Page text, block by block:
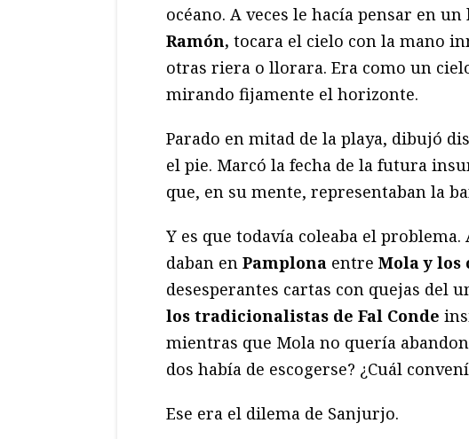
océano. A veces le hacía pensar en
Ramón, tocara el cielo con la mano
otras riera o llorara. Era como un
mirando fijamente el horizonte.
Parado en mitad de la playa, dibujó
el pie. Marcó la fecha de la futura
que, en su mente, representaban la
Y es que todavía coleaba el
daban en Pamplona entre Mola y los
desesperantes cartas con quejas del
los tradicionalistas de Fal Conde
mientras que Mola no quería
dos había de escogerse? ¿Cuál
Ese era el dilema de Sanjurjo.